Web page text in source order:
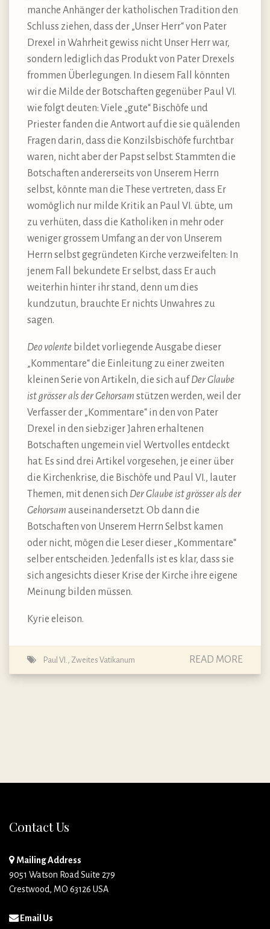
manche Anhänger der katholischen Tradition den
Schluss ziehen, dass der „Unser Herr“ von Pater
Drexel in Wahrheit gewiss nicht Unser Herr war,
sondern lediglich das Produkt von Pater Drexels
frommen Überlegungen. In diesem Fall könnten
wir die Milde der Botschaften gegenüber Paul VI.
wie folgt deuten: Viele „gute“ Bischöfe und
Priester fanden die Antwort auf die sie quälenden
Fragen darin, dass die Konzilsbischöfe furchtbar
waren, nicht aber der Papst selbst. Stammten die
Botschaften andererseits von Unserem Herrn
selbst, könnte man die These vertreten, dass Er
womöglich nur milde Kritik an Paul VI. übte, um
zu verhüten, dass die Katholiken in mehr oder
weniger grossem Umfang an der von Unserem
Herrn selbst gegründeten Kirche verzweifelten: In
jenem Fall bekundete Er selbst, dass Er auch
weiterhin hinter ihr stand, denn um dies
kundzutun, brauchte Er nichts Unwahres zu
sagen.
Deo volente bildet vorliegende Ausgabe dieser
„Kommentare“ die Einleitung zu einer zweiten
kleinen Serie von Artikeln, die sich aufDer Glaube
ist grösser als der Gehorsam stützen werden, weil der
Verfasser der „Kommentare“ in den von Pater
Drexel in den siebziger Jahren erhaltenen
Botschaften ungemein viel Wertvolles entdeckt
hat. Es sind drei Artikel vorgesehen, je einer über
die Kirchenkrise, die Bischöfe und Paul VI., lauter
Themen, mit denen sich Der Glaube ist grösser als der
Gehorsam auseinandersetzt. Ob dann die
Botschaften von Unserem Herrn Selbst kamen
oder nicht, mögen die Leser dieser „Kommentare“
selber entscheiden. Jedenfalls ist es klar, dass sie
sich angesichts dieser Krise der Kirche ihre eigene
Meinung bilden müssen.
Kyrie eleison.
Paul VI. Zweites Vatikanum READ MORE
Contact Us
Mailing Address
9051 Watson Road Suite 279
Crestwood, MO 63126 USA
Email Us